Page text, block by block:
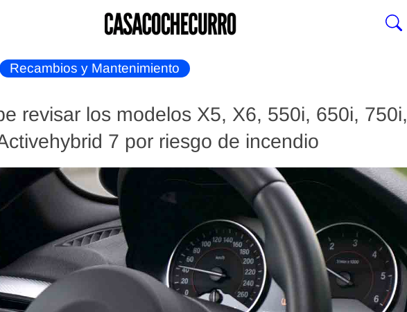
Recambios y Mantenimiento
revisar los modelos X5, X6, 550i, 650i, 750i,
7 por riesgo de incendio